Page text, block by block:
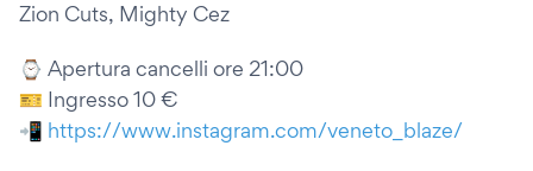
Zion Cuts, Mighty Cez
⌚ Apertura cancelli ore 21:00
🎫 Ingresso 10 €
📲 https://www.instagram.com/veneto_blaze/